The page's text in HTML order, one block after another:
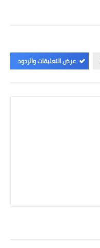
عرض التعليقات والردود